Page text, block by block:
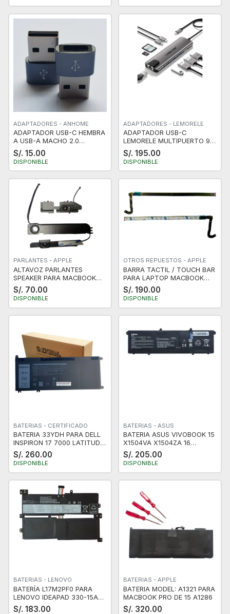
ADAPTADORES - ANHOME
ADAPTADOR USB-C HEMBRA
A USB-A MACHO 2.0
480MBPS 3A COMPATIBLE
CON 11, 12, 13, 14, 15 PLUS
PRO MAX, IPAD PRO AIR 4,
S/. 15.00
DISPONIBLE
ADAPTADORES - LEMORELE
ADAPTADOR USB-C
LEMORELE MULTIPUERTO 9
EN 1: GIGABIT ETHERNET, 100
W PD, HDMI 4K, USB 2.0,
USB-C, LECTOR TARJETA
DECK
S/. 195.00
DISPONIBLE
PARLANTES - APPLE
ALTAVOZ PARLANTES
SPEAKER PARA MACBOOK
PRO 13" A1278 (MID 2009-
MID 2010)
S/. 70.00
DISPONIBLE
OTROS REPUESTOS - APPLE
BARRA TACTIL / TOUCH BAR
PARA LAPTOP MACBOOK
PRO 13
S/. 190.00
DISPONIBLE
BATERIAS - CERTIFICADO
BATERIA 33YDH PARA DELL
INSPIRON 17 7000 LATITUD
13 3380
S/. 260.00
DISPONIBLE
BATERIAS - ASUS
BATERIA ASUS VIVOBOOK 15
X1504VA X1504ZA 16
S1625PA 15 E1504FA
E1504GA 140LED X1405VA
STANDAR
S/. 205.00
DISPONIBLE
BATERIAS - LENOVO
BATERÍA L17M2PF0 PARA
LENOVO IDEAPAD 330-15ARR
Series
S/. 183.00
BATERIAS - APPLE
BATERIA MODEL: A1321 PARA
MACBOOK PRO DE 15 A1286
S/. 320.00